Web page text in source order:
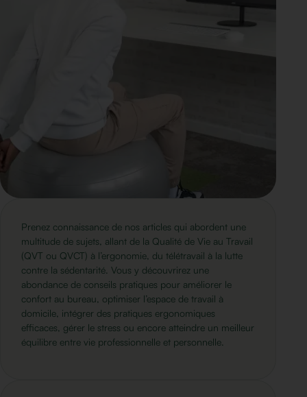
Prenez connaissance de nos articles qui abordent une
multitude de sujets, allant de la Qualité de Vie au Travail
(QVT ou QVCT) à l’ergonomie, du télétravail à la lutte
contre la sédentarité. Vous y découvrirez une
abondance de conseils pratiques pour améliorer le
confort au bureau, optimiser l’espace de travail à
domicile, intégrer des pratiques ergonomiques
efficaces, gérer le stress ou encore atteindre un meilleur
équilibre entre vie professionnelle et personnelle.